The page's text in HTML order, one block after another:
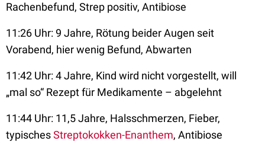
Rachenbefund, Strep positiv, Antibiose
11:26 Uhr: 9 Jahre, Rötung beider Augen seit
Vorabend, hier wenig Befund, Abwarten
11:42 Uhr: 4 Jahre, Kind wird nicht vorgestellt, will
„mal so“ Rezept für Medikamente – abgelehnt
11:44 Uhr: 11,5 Jahre, Halsschmerzen, Fieber,
typischesStreptokokken-Enanthem, Antibiose